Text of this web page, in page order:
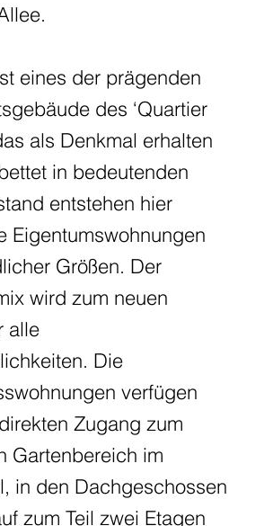
eines der prägenden
des ‘Quartier
als Denkmal erhalten
in bedeutenden
entstehen hier
Eigentumswohnungen
Größen. Der
wird zum neuen
alle
Die
verfügen
Zugang zum
Gartenbereich im
in den Dachgeschossen
zum Teil zwei Etagen